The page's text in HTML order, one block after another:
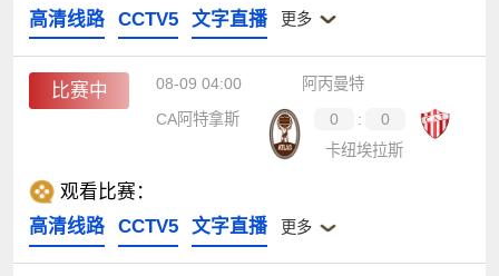
高清线路
CCTV5 文字直播 更多
比赛中 08-09 04:00
阿丙曼特
CA阿特拿斯
0 :
0
卡纽埃拉斯
观看比赛：
高清线路
CCTV5 文字直播 更多